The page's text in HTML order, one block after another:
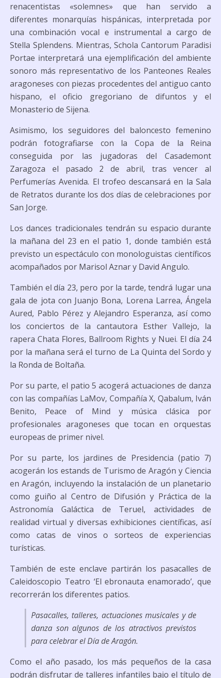
renacentistas «solemnes» que han servido a
diferentes monarquías hispánicas, interpretada por
una combinación vocal e instrumental a cargo de
Stella Splendens. Mientras, Schola Cantorum Paradisi
Portae interpretará una ejemplificación del ambiente
sonoro más representativo de los Panteones Reales
aragoneses con piezas procedentes del antiguo canto
hispano, el oficio gregoriano de difuntos y el
Monasterio de Sijena.
Asimismo, los seguidores del baloncesto femenino
podrán fotografiarse con la Copa de la Reina
conseguida por las jugadoras del Casademont
Zaragoza el pasado 2 de abril, tras vencer al
Perfumerías Avenida. El trofeo descansará en la Sala
de Retratos durante los dos días de celebraciones por
San Jorge.
Los dances tradicionales tendrán su espacio durante
la mañana del 23 en el patio 1, donde también está
previsto un espectáculo con monologuistas científicos
acompañados por Marisol Aznar y David Angulo.
También el día 23, pero por la tarde, tendrá lugar una
gala de jota con Juanjo Bona, Lorena Larrea, Ángela
Aured, Pablo Pérez y Alejandro Esperanza, así como
los conciertos de la cantautora Esther Vallejo, la
rapera Chata Flores, Ballroom Rights y Nuei. El día 24
por la mañana será el turno de La Quinta del Sordo y
la Ronda de Boltaña.
Por su parte, el patio 5 acogerá actuaciones de danza
con las compañías LaMov, Compañía X, Qabalum, Iván
Benito, Peace of Mind y música clásica por
profesionales aragoneses que tocan en orquestas
europeas de primer nivel.
Por su parte, los jardines de Presidencia (patio 7)
acogerán los estands de Turismo de Aragón y Ciencia
en Aragón, incluyendo la instalación de un planetario
como guiño al Centro de Difusión y Práctica de la
Astronomía Galáctica de Teruel, actividades de
realidad virtual y diversas exhibiciones científicas, así
como catas de vinos o sorteos de experiencias
turísticas.
También de este enclave partirán los pasacalles de
Caleidoscopio Teatro ‘El ebronauta enamorado’, que
recorrerán los diferentes patios.
Pasacalles, talleres, actuaciones musicales y de
danza son algunos de los atractivos previstos
para celebrar el Día de Aragón.
Como el año pasado, los más pequeños de la casa
podrán disfrutar de talleres infantiles bajo el título de